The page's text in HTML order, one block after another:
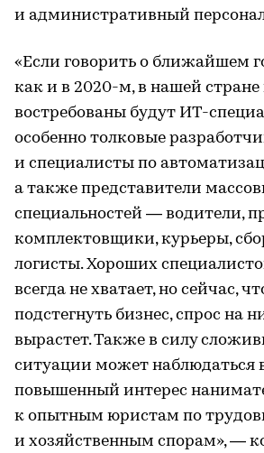
и административный
«Если говорить о ближайшем
как и в 2020-м, в нашей стране
востребованы будут ИТ-
особенно толковые
и специалисты по
а также представители
специальностей — водители,
комплектовщики, курьеры,
логисты. Хороших
всегда не хватает, но сейчас,
подстегнуть бизнес, спрос на
вырастет. Также в силу
ситуации может наблюдаться
повышенный интерес
к опытным юристам по
и хозяйственным спорам», —